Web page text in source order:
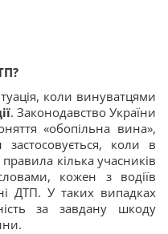
коли винуватцями
. Законодавство України
«обопільна вина»,
коли в
кілька учасників
кожен з водіїв
ДТП. У таких випадках
за завдану шкоду